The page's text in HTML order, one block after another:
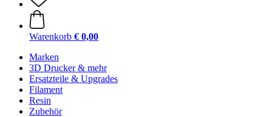
Warenkorb € 0,00
Marken
3D Drucker & mehr
Ersatzteile & Upgrades
Filament
Resin
Zubehör